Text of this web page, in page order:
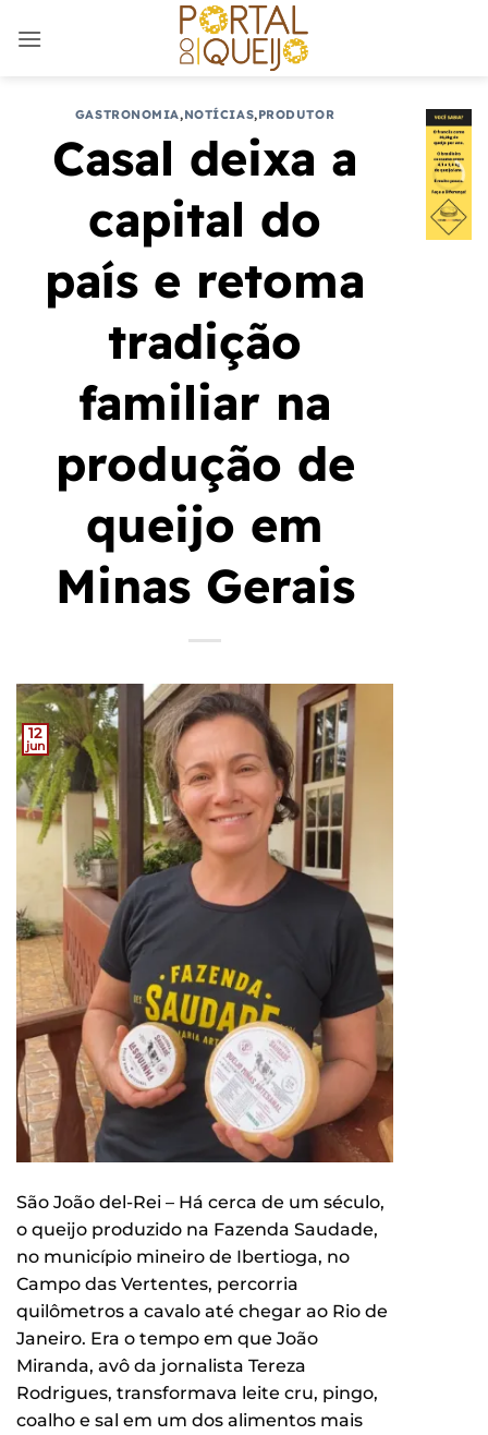
GASTRONOMIA,NOTÍCIAS,PRODUTOR
Casal deixa a
capital do
país e retoma
tradição
familiar na
produção de
queijo em
Minas Gerais
12
jun
São João del-Rei – Há cerca de um século,
o queijo produzido na Fazenda Saudade,
no município mineiro de Ibertioga, no
Campo das Vertentes, percorria
quilômetros a cavalo até chegar ao Rio de
Janeiro. Era o tempo em que João
Miranda, avô da jornalista Tereza
Rodrigues, transformava leite cru, pingo,
coalho e sal em um dos alimentos mais